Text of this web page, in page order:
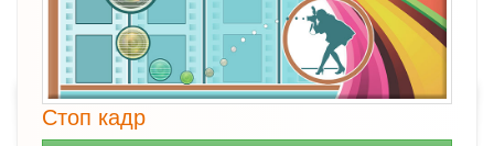
Стоп кадр